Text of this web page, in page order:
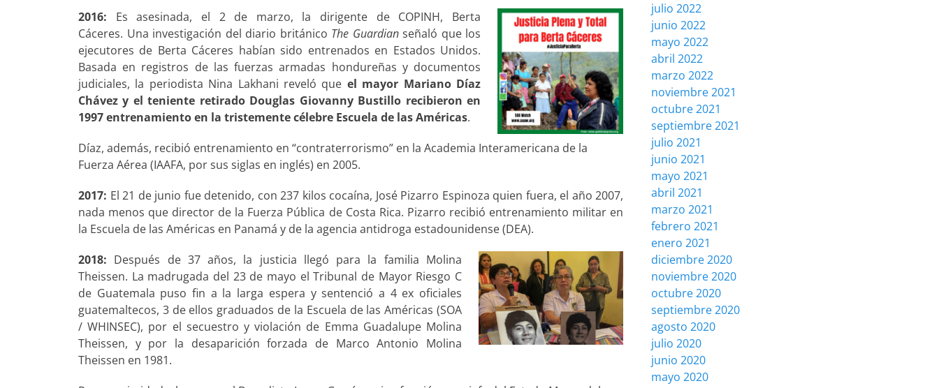
2016: Es asesinada, el 2 de marzo, la dirigente de COPINH, Berta
Cáceres. Una investigación del diario británico The Guardianseñaló que los
ejecutores de Berta Cáceres habían sido entrenados en Estados Unidos.
Basada en registros de las fuerzas armadas hondureñas y documentos
judiciales, la periodista Nina Lakhani reveló que el mayor Mariano Díaz
Chávez y el teniente retirado Douglas Giovanny Bustillo recibieron en
1997 entrenamiento en la tristemente célebre Escuela de las Américas.
Díaz, además, recibió entrenamiento en “contraterrorismo” en la Academia Interamericana de la
Fuerza Aérea (IAAFA, por sus siglas en inglés) en 2005.
2017: El 21 de junio fue detenido, con 237 kilos cocaína, José Pizarro Espinoza quien fuera, el año 2007,
nada menos que director de la Fuerza Pública de Costa Rica. Pizarro recibió entrenamiento militar en
la Escuela de las Américas en Panamá y de la agencia antidroga estadounidense (DEA).
2018: Después de 37 años, la justicia llegó para la familia Molina
Theissen. La madrugada del 23 de mayo el Tribunal de Mayor Riesgo C
de Guatemala puso fin a la larga espera y sentenció a 4 ex oficiales
guatemaltecos, 3 de ellos graduados de la Escuela de las Américas (SOA
/ WHINSEC), por el secuestro y violación de Emma Guadalupe Molina
Theissen, y por la desaparición forzada de Marco Antonio Molina
Theissen en 1981.
julio 2022
junio 2022
mayo 2022
abril 2022
marzo 2022
noviembre 2021
octubre 2021
septiembre 2021
julio 2021
junio 2021
mayo 2021
abril 2021
marzo 2021
febrero 2021
enero 2021
diciembre 2020
noviembre 2020
octubre 2020
septiembre 2020
agosto 2020
julio 2020
junio 2020
mayo 2020